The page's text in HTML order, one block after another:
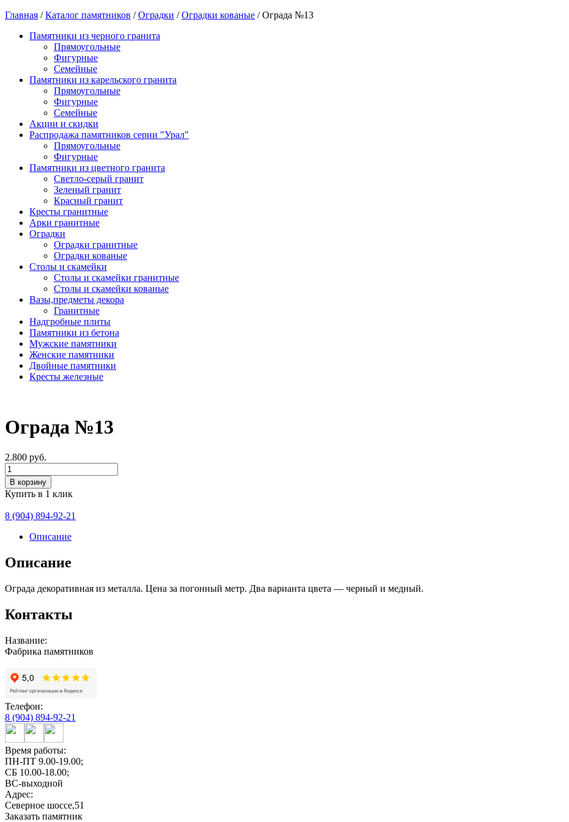
Главная /Каталог памятников /Оградки /Оградки кованые / Ограда №13
Памятники из черного гранита
Прямоугольные
Фигурные
Семейные
Памятники из карельского гранита
Прямоугольные
Фигурные
Семейные
Акции и скидки
Распродажа памятников серии "Урал"
Прямоугольные
Фигурные
Памятники из цветного гранита
Светло-серый гранит
Зеленый гранит
Красный гранит
Кресты гранитные
Арки гранитные
Оградки
Оградки гранитные
Оградки кованые
Столы и скамейки
Столы и скамейки гранитные
Столы и скамейки кованые
Вазы,предметы декора
Гранитные
Надгробные плиты
Памятники из бетона
Мужские памятники
Женские памятники
Двойные памятники
Кресты железные
Ограда №13
2.800 руб.
Количество
В корзину
Купить в 1 клик
8 (904) 894-92-21
Описание
Описание
Ограда декоративная из металла. Цена за погонный метр. Два варианта цвета — черный и медный.
Контакты
Название:
Фабрика памятников
Телефон:
8 (904) 894-92-21
Время работы:
ПН-ПТ 9.00-19.00;
СБ 10.00-18.00;
ВС-выходной
Адрес:
Северное шоссе,51
Заказать памятник